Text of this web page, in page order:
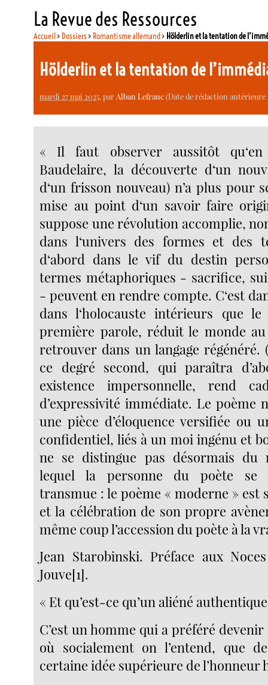
La Revue des Ressources
Accueil> Dossiers> Romantisme allemand> Hölderlin et la tentation de
Hölderlin et la tentation de
mardi 27 mai 2025, parAlban Lefranc(Date de rédaction antérieure
« Il faut observer aussitôt qu‘en
Baudelaire, la découverte d‘un
d‘un frisson nouveau) n’a plus pour
mise au point d‘un savoir faire
suppose une révolution accomplie,
dans l‘univers des formes et des
d‘abord dans le vif du destin
termes métaphoriques - sacrifice,
- peuvent en rendre compte. C‘est
dans l‘holocauste intérieurs que
première parole, réduit le monde
retrouver dans un langage régénéré.
ce degré second, qui paraîtra
existence impersonnelle, rend
d’expressivité immédiate. Le poème
une pièce d’éloquence versifiée ou
confidentiel, liés à un moi ingénu et
ne se distingue pas désormais du
lequel la personne du poète se
transmue : le poème « moderne » est
et la célébration de son propre
même coup l’accession du poète à la
Jean Starobinski. Préface aux
Jouve[1].
« Et qu’est-ce qu’un aliéné
C’est un homme qui a préféré
où socialement on l’entend, que
certaine idée supérieure de l’honneur